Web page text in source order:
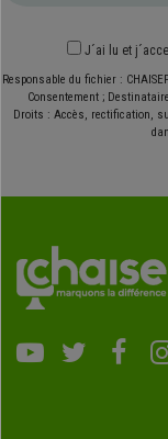
J´ai lu et
Responsable du fichier :
Consentement ;
Droits : Accès, rectification,